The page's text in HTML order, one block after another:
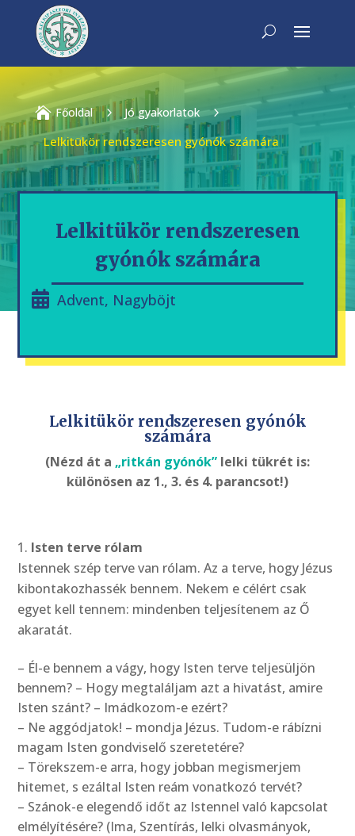
 Főoldal 5 Jó gyakorlatok 5
Lelkitükör rendszeresen gyónók számára
Lelkitükör rendszeresen
gyónók számára
Advent, Nagyböjt
Lelkitükör rendszeresen gyónók
számára
(Nézd át a „ritkán gyónók” lelki tükrét is:
különösen az 1., 3. és 4. parancsot!)
Isten terve rólam
Istennek szép terve van rólam. Az a terve, hogy Jézus
kibontakozhassék bennem. Nekem e célért csak
egyet kell tennem: mindenben teljesítenem az Ő
akaratát.
– Él-e bennem a vágy, hogy Isten terve teljesüljön
bennem? – Hogy megtaláljam azt a hivatást, amire
Isten szánt? – Imádkozom-e ezért?
– Ne aggódjatok! – mondja Jézus. Tudom-e rábízni
magam Isten gondviselő szeretetére?
– Törekszem-e arra, hogy jobban megismerjem
hitemet, s ezáltal Isten reám vonatkozó tervét?
– Szánok-e elegendő időt az Istennel való kapcsolat
elmélyítésére? (Ima, Szentírás, lelki olvasmányok,